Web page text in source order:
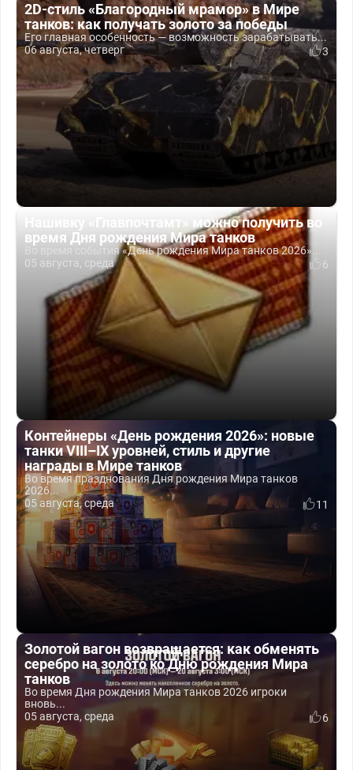
2D-стиль «Благородный мрамор» в Мире
танков: как получать золото за победы
Его главная особенность — возможность зарабатывать...
06 августа, четверг
3
Нашивку «Главпочтамт» можно получить во
время Дня рождения Мира танков
Во время события «День рождения Мира танков 2026»...
05 августа, среда
6
Контейнеры «День рождения 2026»: новые
танки VIII–IX уровней, стиль и другие
награды в Мире танков
Во время празднования Дня рождения Мира танков
2026...
05 августа, среда
11
Золотой вагон возвращается: как обменять
серебро на золото ко Дню рождения Мира
танков
Во время Дня рождения Мира танков 2026 игроки
вновь...
05 августа, среда
6